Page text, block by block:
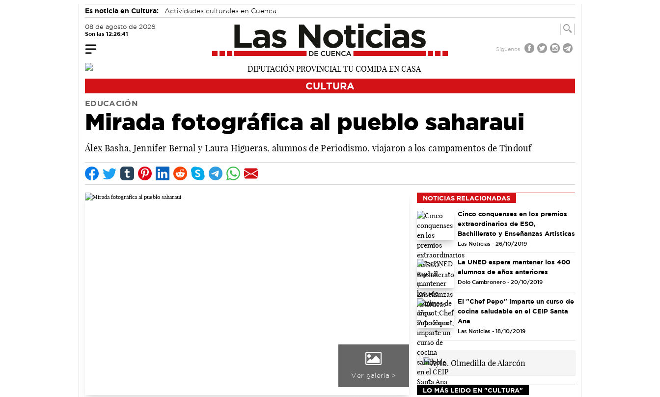
Es noticia en Cultura: Actividades culturales en Cuenca
08 de agosto de 2026
Son las 12:26:42
Síguenos
CULTURA
EDUCACIÓN
Mirada fotográfica al pueblo saharaui
Álex Basha, Jennifer Bernal y Laura Higueras, alumnos de Periodismo, viajaron a los campamentos de Tindouf
Ver galería >
NOTICIAS RELACIONADAS
Cinco conquenses en los premios
extraordinarios de ESO,
Bachillerato y Enseñanzas Artísticas
Las Noticias - 26/10/2019
La UNED espera mantener los 400
alumnos de años anteriores
Dolo Cambronero - 20/10/2019
El "Chef Pepo" imparte un curso de
cocina saludable en el CEIP Santa
Ana
Las Noticias - 18/10/2019
LO MÁS LEIDO EN "CULTURA"